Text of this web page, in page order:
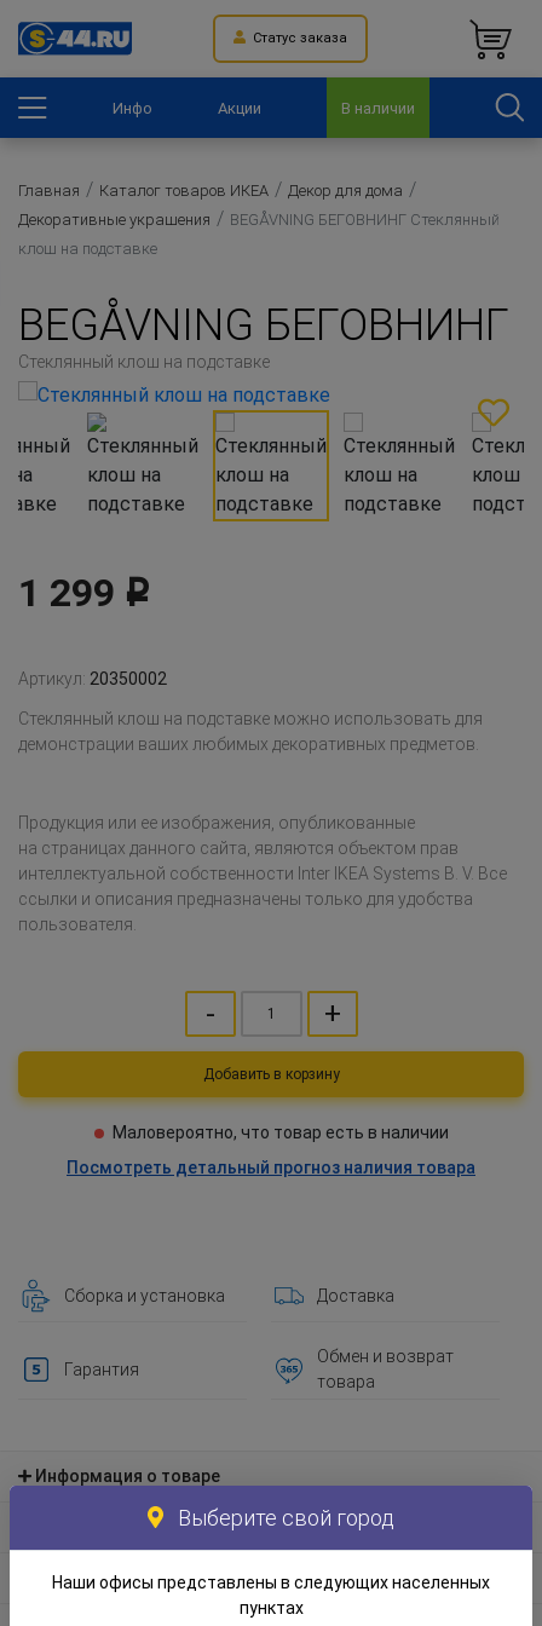
Статус заказа
Инфо Акции В наличии
Главная Каталог товаров ИКЕА
Декор для дома
Декоративные украшения
BEGÅVNING БЕГОВНИНГ Стеклянный
клош на подставке
BEGÅVNING БЕГОВНИНГ
Стеклянный клош на подставке
1 299 Р
Артикул: 20350002
Стеклянный клош на подставке можно использовать для
демонстрации ваших любимых декоративных предметов.
Продукция или ее изображения, опубликованные
на страницах данного сайта, являются объектом прав
интеллектуальной собственности Inter IKEA Systems B. V. Все
ссылки и описания предназначены только для удобства
пользователя.
- +
Добавить в корзину
Маловероятно, что товар есть в наличии
Посмотреть детальный прогноз наличия товара
Сборка и установка Доставка
Гарантия
Обмен и возврат
товара
Информация о товаре
Материал и экологическая информация
Информация по упаковке
Выберите свой город
Наши офисы представлены в следующих населенных
пунктах